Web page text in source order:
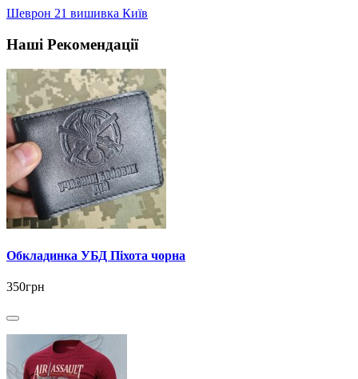
Шеврон 21 вишивка Київ
Наші Рекомендації
Обкладинка УБД Піхота чорна
350грн